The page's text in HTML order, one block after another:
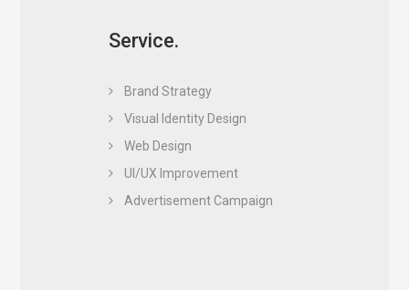
Service.
Brand Strategy
Visual Identity Design
Web Design
UI/UX Improvement
Advertisement Campaign